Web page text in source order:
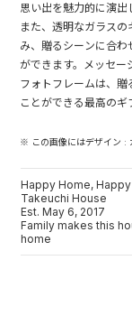
思い出を魅力的に演出
また、透明なガラス
み、贈るシーンに合
ができます。メッセー
フォトフレームは、
ことができる最高のギ
※ この画像にはデザイン :
Happy Home,
Takeuchi House
Est. May 6, 2017
Family makes this
home